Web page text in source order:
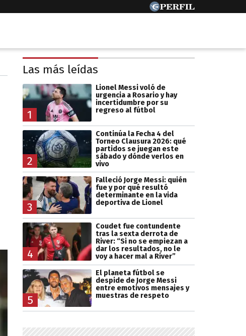
Las más leídas
1
Lionel Messi voló de
urgencia a Rosario y hay
incertidumbre por su
regreso al fútbol
2
Continúa la Fecha 4 del
Torneo Clausura 2026: qué
partidos se juegan este
sábado y dónde verlos en
vivo
3
Falleció Jorge Messi: quién
fue y por qué resultó
determinante en la vida
deportiva de Lionel
4
Coudet fue contundente
tras la sexta derrota de
River: “Si no se empiezan a
dar los resultados, no le
voy a hacer mal a River”
5
El planeta fútbol se
despide de Jorge Messi
entre emotivos mensajes y
muestras de respeto